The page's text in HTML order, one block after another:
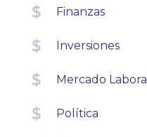
Finanzas
Inversiones
Mercado Laboral
Política